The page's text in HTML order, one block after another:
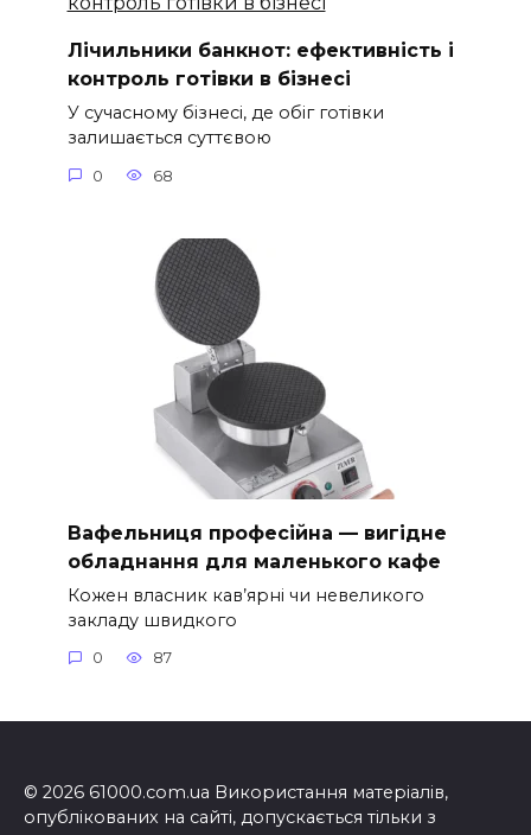
Лічильники банкнот: ефективність і
контроль готівки в бізнесі
У сучасному бізнесі, де обіг готівки
залишається суттєвою
0 68
Вафельниця професійна — вигідне
обладнання для маленького кафе
Кожен власник кав’ярні чи невеликого
закладу швидкого
0 87
© 2026 61000.com.ua Використання матеріалів,
опублікованих на сайті, допускається тільки з